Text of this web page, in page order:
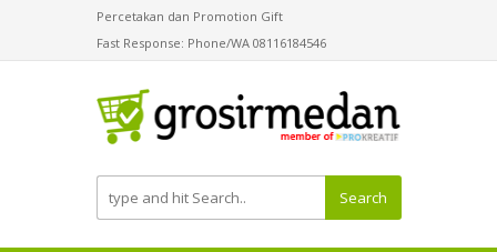
Percetakan dan Promotion Gift
Fast Response: Phone/WA 08116184546
Search